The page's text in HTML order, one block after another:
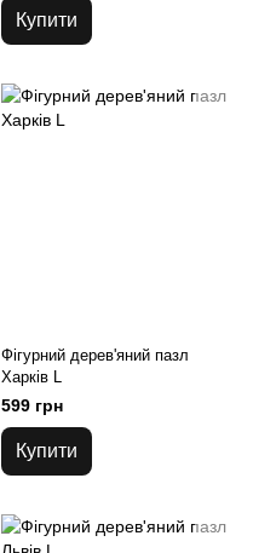
Купити
Фігурний дерев'яний пазл
Харків L
599 грн
Купити